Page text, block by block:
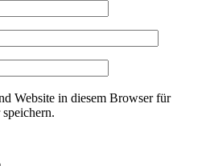
Website in diesem Browser für